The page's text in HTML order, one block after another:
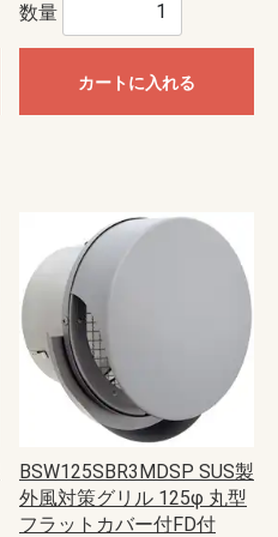
数量
カートに入れる
BSW125SBR3MDSP SUS製
外風対策グリル 125φ 丸型
フラットカバー付FD付